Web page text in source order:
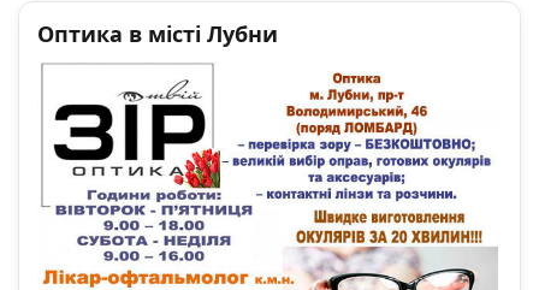
Оптика в місті Лубни